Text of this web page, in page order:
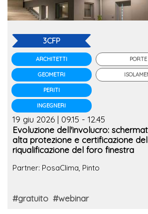
3CFP
ARCHITETTI
GEOMETRI
PERITI
INGEGNERI
19 giu 2026 | 09.15 - 12.45
Evoluzione dell'involucro:
alta protezione e certificazione
riqualificazione del foro finestra
Partner: PosaClima, Pinto
#gratuito #webinar